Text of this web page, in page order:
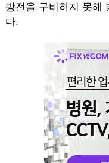
방전을 구비하지 못해
다.